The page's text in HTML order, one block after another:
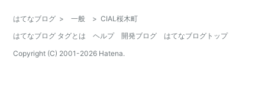
はてなブログ > 一般 > CIAL桜木町
はてなブログ タグとは
ヘルプ 開発ブログ
はてなブログトップ
Copyright (C) 2001-2026 Hatena.